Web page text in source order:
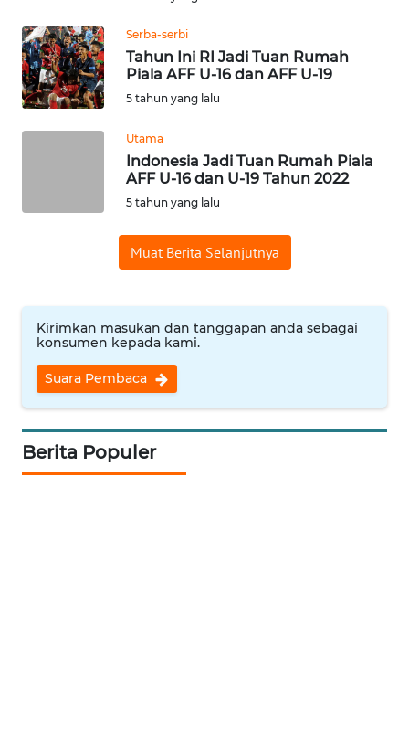
Serba-serbi
Tahun Ini RI Jadi Tuan Rumah
Piala AFF U-16 dan AFF U-19
5 tahun yang lalu
Utama
Indonesia Jadi Tuan Rumah Piala
AFF U-16 dan U-19 Tahun 2022
5 tahun yang lalu
Muat Berita Selanjutnya
Kirimkan masukan dan tanggapan anda sebagai
konsumen kepada kami.
Suara Pembaca
Berita Populer
CIANJUR
WN
KEPULAUAN
CIREBON
WN
INDRAMAYU
WN
KUNINGAN